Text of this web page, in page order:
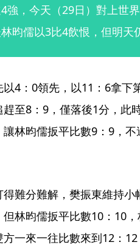
強，今天（29日）對上世
昀儒以3比4飲恨，但明天
4：0領先，以11：6拿下
至8：9，僅落後1分，此
林昀儒扳平比數9：9，
難分難解，樊振東維持
但林昀儒扳平比數10：10
一來一往比數來到12：